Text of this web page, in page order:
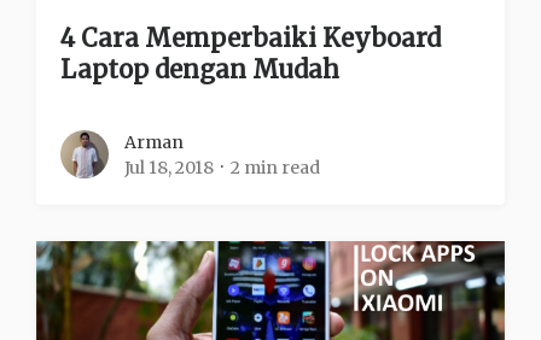
4 Cara Memperbaiki Keyboard
Laptop dengan Mudah
Arman
Jul 18, 2018
2 min read